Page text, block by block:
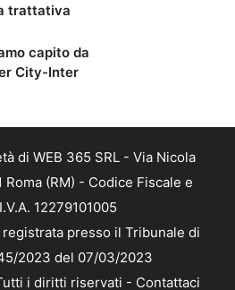
trattativa
capito da
City-Inter
di WEB 365 SRL - Via Nicola
Roma (RM) - Codice Fiscale e
12279101005
presso il Tribunale di
2023 del 07/03/2023
i diritti riservati - Contattaci